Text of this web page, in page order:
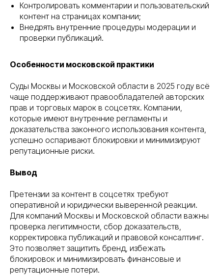
Контролировать комментарии и пользовательский
контент на страницах компании;
Внедрять внутренние процедуры модерации и
проверки публикаций.
Особенности московской практики
Суды Москвы и Московской области в 2025 году всё
чаще поддерживают правообладателей авторских
прав и торговых марок в соцсетях. Компании,
которые имеют внутренние регламенты и
доказательства законного использования контента,
успешно оспаривают блокировки и минимизируют
репутационные риски.
Вывод
Претензии за контент в соцсетях требуют
оперативной и юридически выверенной реакции.
Для компаний Москвы и Московской области важны
проверка легитимности, сбор доказательств,
корректировка публикаций и правовой консалтинг.
Это позволяет защитить бренд, избежать
блокировок и минимизировать финансовые и
репутационные потери.